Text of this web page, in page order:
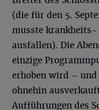
(die für den 5.
musste
ausfallen). Die
einzige
erhoben wird –
ohnehin
Aufführungen des